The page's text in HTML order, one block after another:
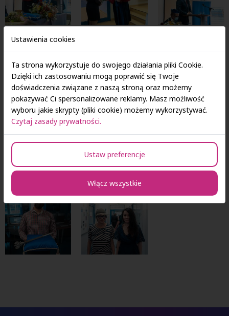
Ustawienia cookies
Ta strona wykorzystuje do swojego działania pliki Cookie.
Dzięki ich zastosowaniu mogą poprawić się Twoje
doświadczenia związane z naszą stroną oraz możemy
pokazywać Ci spersonalizowane reklamy. Masz możliwość
wyboru jakie skrypty (pliki cookie) możemy wykorzystywać.
Czytaj zasady prywatności.
Ustaw preferencje
Włącz wszystkie